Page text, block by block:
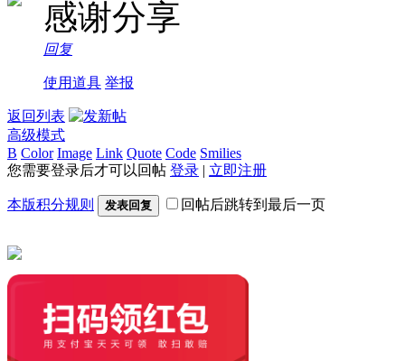
感谢分享
回复
使用道具 举报
返回列表
高级模式
B Color Image Link Quote Code Smilies
您需要登录后才可以回帖 登录 | 立即注册
本版积分规则 发表回复 回帖后跳转到最后一页